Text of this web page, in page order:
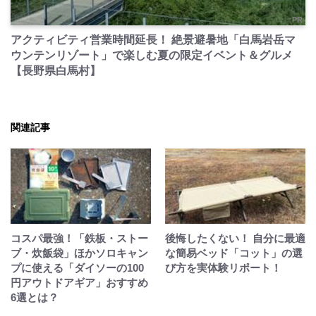
PR
アクティビティ営業時間延長！ 絶景避暑地「白馬岩岳マ
ウンテンリゾート」で楽しむ夏の限定イベント＆グルメ
【長野県白馬村】
関連記事
コスパ最強！「鉄板・ストー
ブ・炊飯袋」ほかソロキャン
プに使える「ダイソーの100
円アウトドアギア」おすすめ
6選とは？
後悔したくない！ 自分に最適
な簡易ベッド「コット」の選
び方を実体験リポート！